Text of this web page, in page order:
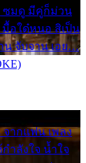
ซมดู มีคู่ก็ม่วน
มื้อใด๋หนอ สิเป็น
น จับจาน เอย…
ากแฟน เพลง
ำลังใจ น้ำใจ